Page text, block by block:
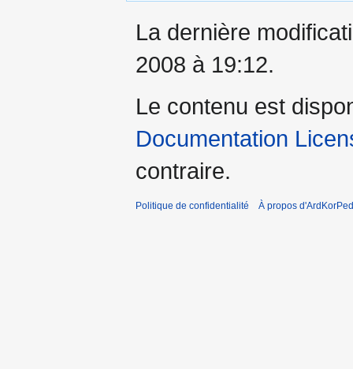
La dernière
2008 à 19:12.
Le contenu est
Documentation
contraire.
Politique de confidentialité À propos